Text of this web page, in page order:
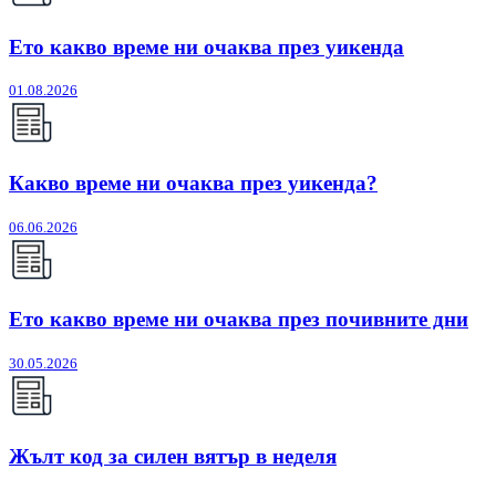
Ето какво време ни очаква през уикенда
01.08.2026
Какво време ни очаква през уикенда?
06.06.2026
Ето какво време ни очаква през почивните дни
30.05.2026
Жълт код за силен вятър в неделя